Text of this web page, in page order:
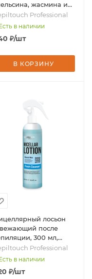
жасмина и
каротином, 300 мл,
- Depiltouch
Professional
в наличии
₽/шт
В КОРЗИНУ
лосьон
после
300 мл,
- Depiltouch
Professional
в наличии
₽/шт